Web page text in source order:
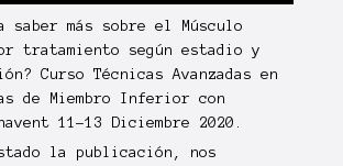
saber más sobre el Músculo
tratamiento según estadio y
Curso Técnicas Avanzadas en
de Miembro Inferior con
11-13 Diciembre 2020.
la publicación, nos